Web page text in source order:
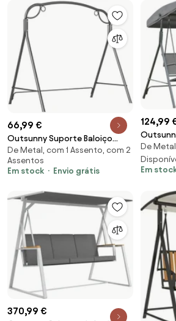
66,99 €
Outsunny Suporte Baloiço
Metal Estrutura Resistente Pés
Forma A Carga 220 kg Jardim
Terraço 172x126x170 cm Cor
De Metal, com 1 Assento, com 2
Assentos
Em stock
Envio grátis
124,99
Lugares
Encosto
de Aço
De
Em
370,99 €